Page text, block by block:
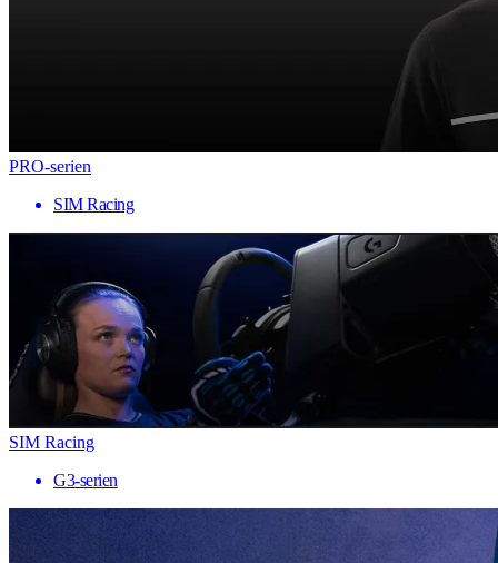
PRO-serien
SIM Racing
SIM Racing
G3-serien